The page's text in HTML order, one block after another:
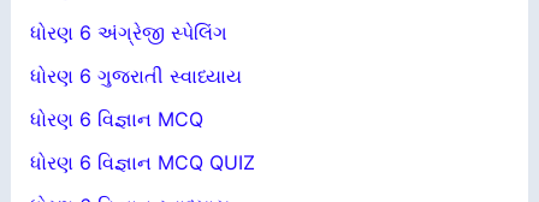
ધોરણ 6 અંગ્રેજી સ્પેલિંગ
ધોરણ 6 ગુજરાતી સ્વાધ્યાય
ધોરણ 6 વિજ્ઞાન MCQ
ધોરણ 6 વિજ્ઞાન MCQ QUIZ